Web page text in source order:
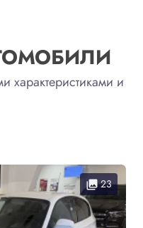
характеристиками и
collections23